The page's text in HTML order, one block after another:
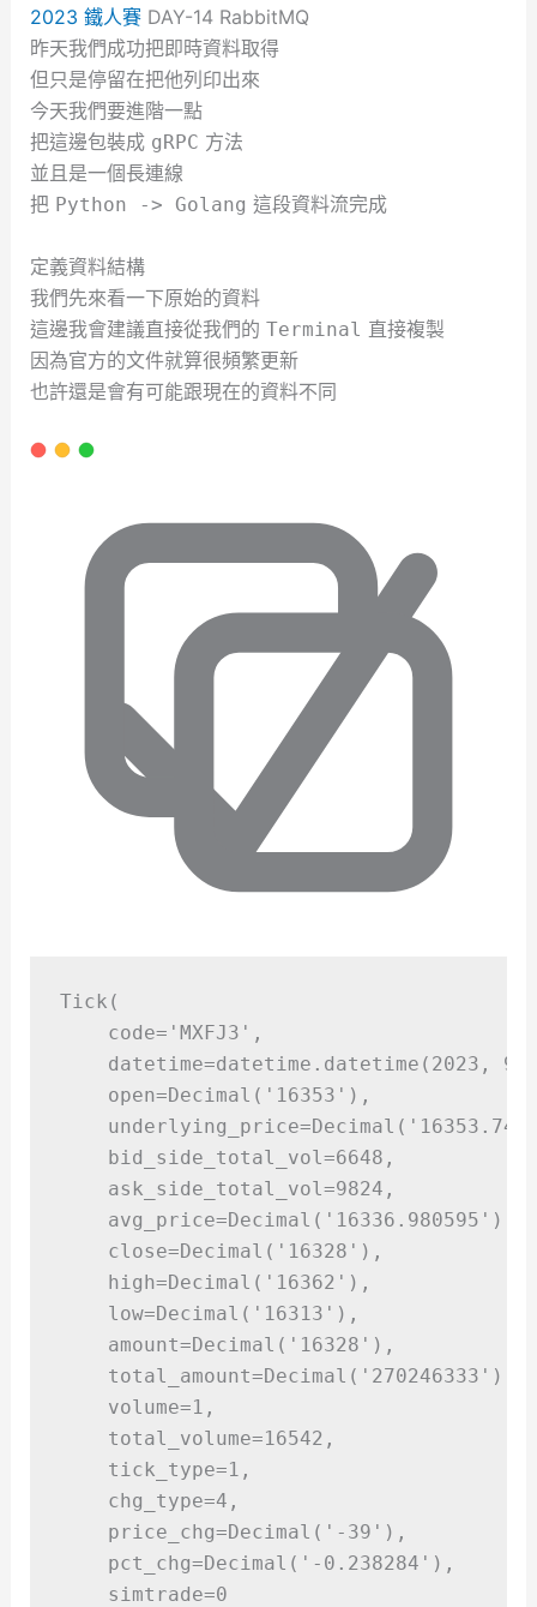
2023 鐵人賽DAY-14 RabbitMQ
昨天我們成功把即時資料取得
但只是停留在把他列印出來
今天我們要進階一點
把這邊包裝成 gRPC 方法
並且是一個長連線
把 Python -> Golang 這段資料流完成
定義資料結構
我們先來看一下原始的資料
這邊我會建議直接從我們的 Terminal 直接複製
因為官方的文件就算很頻繁更新
也許還是會有可能跟現在的資料不同
Tick(
    code
= 'MXFJ3 ' ,
    datetime
=datetime.datetime ( 2023, 9
    open
=Decimal ( '16353' ) ,
    underlying_price
=Decimal ( '16353.74'
    bid_side_total_vol
=6648 ,
    ask_side_total_vol
=9824 ,
    avg_price
=Decimal ( '16336.980595' )
    close
=Decimal ( '16328' ) ,
    high
=Decimal ( '16362' ) ,
    low
=Decimal ( '16313' ) ,
    amount
=Decimal ( '16328' ) ,
    total_amount
=Decimal ( '270246333' )
    volume
=1 ,
    total_volume
=16542 ,
    tick_type
=1 ,
    chg_type
=4 ,
    price_chg
=Decimal ( '-39' ) ,
    pct_chg
=Decimal ( '-0.238284' ) ,
    simtrade
=0